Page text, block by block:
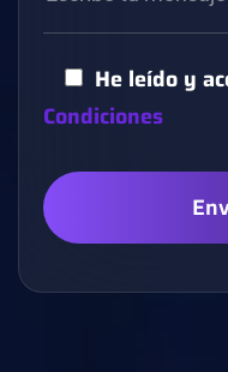
He leído y
Condiciones